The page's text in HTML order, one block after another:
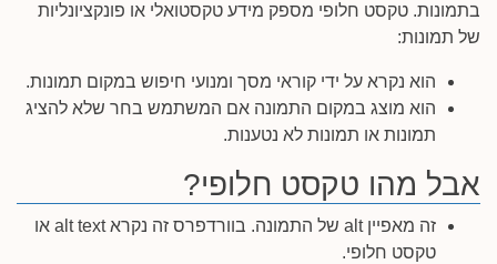
בתמונות. טקסט חלופי מספק מידע טקסטואלי או פונקציונליות
של תמונות:
הוא נקרא על ידי קוראי מסך ומנועי חיפוש במקום תמונות.
הוא מוצג במקום התמונה אם המשתמש בחר שלא להציג
תמונות או תמונות לא נטענות.
אבל מהו טקסט חלופי?
זה מאפיין alt של התמונה. בוורדפרס זה נקרא alt text או
טקסט חלופי.